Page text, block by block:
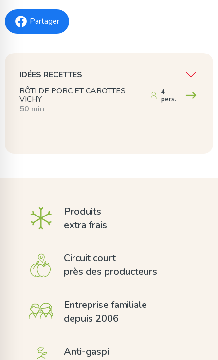
Partager
IDÉES RECETTES
RÔTI DE PORC ET CAROTTES
VICHY
4
pers.
50 min
Produits
extra frais
Circuit court
près des producteurs
Entreprise familiale
depuis 2006
Anti-gaspi